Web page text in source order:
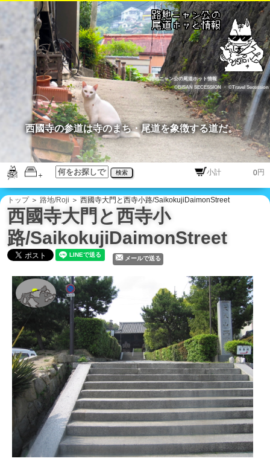
路地ニャン公の尾道ホット情報
©BISAN SECESSION
・©Travel Secession
検索 円
西國寺の参道は寺のまち・尾道を象徴する道だ。
トップ＞ 路地/Roji ＞ 西國寺大門と西寺小路/SaikokujiDaimonStreet
西國寺大門と西寺小
路/SaikokujiDaimonStreet
メールで送る